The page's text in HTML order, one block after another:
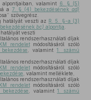
alpontjaiban, valamint 6. § (5)
a 7. § (4) bekezdésénekad)
szövegrész.
hatályát veszti az R. 5. §-a (3)
bc) alpontja
veszti
rendszerhasználati díjak
rendeletmódosításáról szóló
, valamint 1. számú
rendszerhasználati díjak
rendeletmódosításáról szóló
, valamint melléklete,
rendszerhasználati díjak
rendeletmódosításáról szóló
, valamint 1. számú